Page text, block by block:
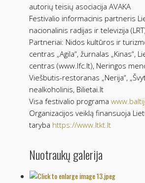
autorių teisių asociacija AVAKA
Festivalio informacinis partneris
nacionalinis radijas ir televizija
Partneriai: Nidos kultūros ir
centras „Agila“, žurnalas „Kinas“,
centras (www.lfc.lt), Neringos
Viešbutis-restoranas „Nerija“,
nealkoholinis, Bilietai.lt
Visa festivalio programa
Organizacijos veiklą finansuoja
taryba https://www.ltkt.lt
Nuotraukų galerija